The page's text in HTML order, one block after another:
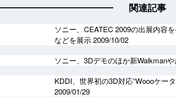
関連記事
ソニー、CEATEC 2009の出展内容
などを展示2009/10/02
ソニー、3Dデモのほか新Walkman
KDDI、世界初の3D対応“Woooケー
2009/01/29